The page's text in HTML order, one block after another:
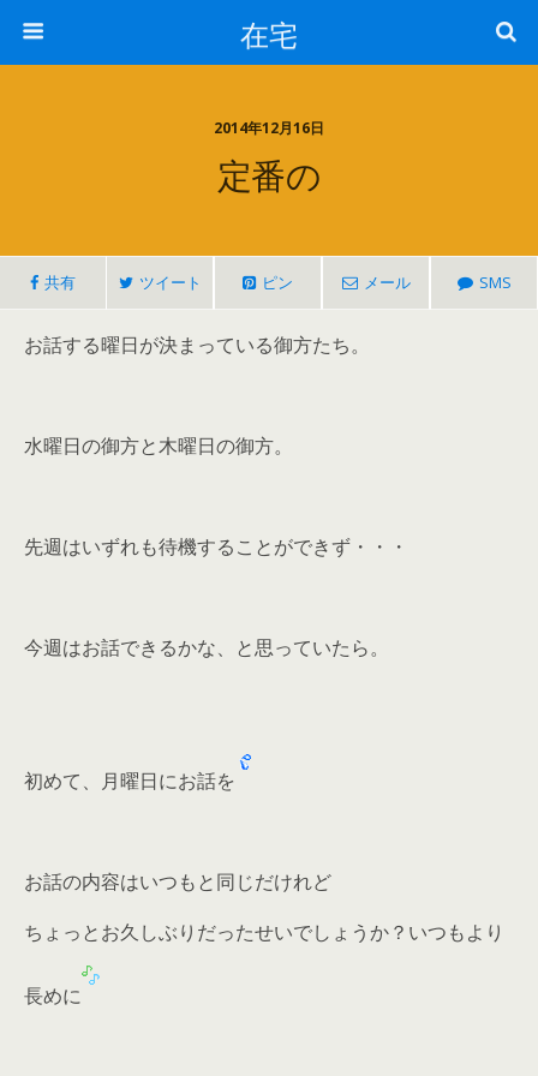
在宅
2014年12月16日
定番の
共有 ツイート ピン メール SMS
お話する曜日が決まっている御方たち。
水曜日の御方と木曜日の御方。
先週はいずれも待機することができず・・・
今週はお話できるかな、と思っていたら。
初めて、月曜日にお話を
お話の内容はいつもと同じだけれど
ちょっとお久しぶりだったせいでしょうか？いつもより
長めに